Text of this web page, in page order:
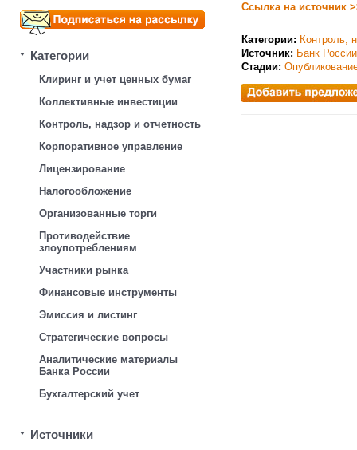
Категории
Клиринг и учет ценных бумаг
Коллективные инвестиции
Контроль, надзор и отчетность
Корпоративное управление
Лицензирование
Налогообложение
Организованные торги
Противодействие
злоупотреблениям
Участники рынка
Финансовые инструменты
Эмиссия и листинг
Стратегические вопросы
Аналитические материалы
Банка России
Бухгалтерский учет
Источники
Ссылка на источник
Категории: Контроль,
Источник: Банк России
Стадии: